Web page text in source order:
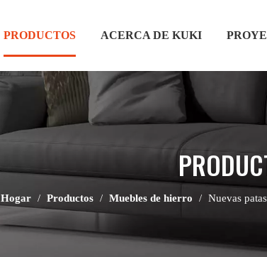
PRODUCTOS ACERCA DE KUKI
Hogar / Productos / Muebles de hierro / Nuevas